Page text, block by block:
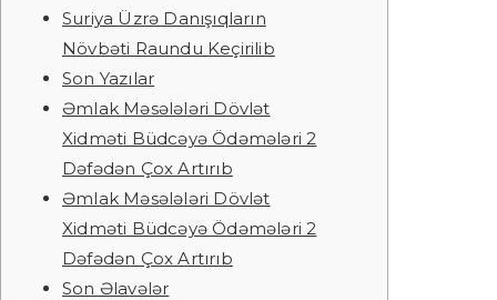
Suriya Üzrə Danışıqların
Növbəti Raundu Keçirilib
Son Yazılar
Əmlak Məsələləri Dövlət
Xidməti Büdcəyə Ödəmələri 2
Dəfədən Çox Artırıb
Əmlak Məsələləri Dövlət
Xidməti Büdcəyə Ödəmələri 2
Dəfədən Çox Artırıb
Son Əlavələr